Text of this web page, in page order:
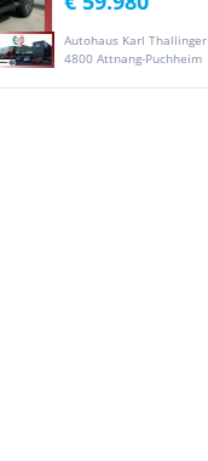
Autohaus Karl Thallinger
4800 Attnang-Puchheim